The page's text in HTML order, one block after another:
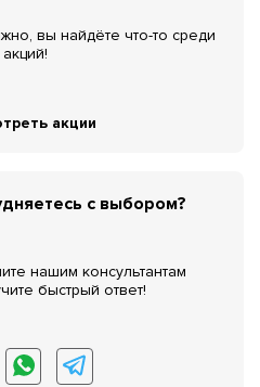
вы найдёте что-то среди
акции
с выбором?
нашим консультантам
быстрый ответ!